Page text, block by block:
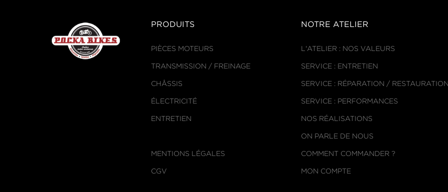
PRODUITS
PIÈCES MOTEURS
TRANSMISSION / FREINAGE
CHÂSSIS
ÉLECTRICITÉ
ENTRETIEN
MENTIONS LÉGALES
CGV
NOTRE ATELIER
L'ATELIER : NOS VALEURS
SERVICE : ENTRETIEN
SERVICE : RÉPARATION / RESTAURATION
SERVICE : PERFORMANCES
NOS RÉALISATIONS
ON PARLE DE NOUS
COMMENT COMMANDER ?
MON COMPTE